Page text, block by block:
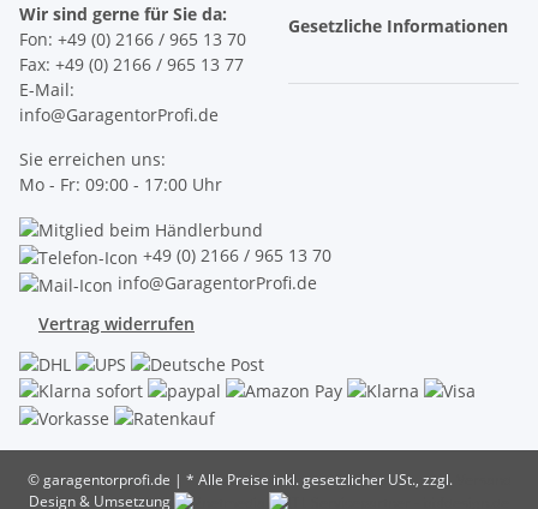
Wir sind gerne für Sie da:
Fon: +49 (0) 2166 / 965 13 70
Fax: +49 (0) 2166 / 965 13 77
E-Mail:
info@GaragentorProfi.de
Sie erreichen uns:
Mo - Fr: 09:00 - 17:00 Uhr
Gesetzliche Informationen
+49 (0) 2166 / 965 13 70
info@GaragentorProfi.de
Vertrag widerrufen
© garagentorprofi.de | * Alle Preise inkl. gesetzlicher USt., zzgl.
Design & Umsetzung